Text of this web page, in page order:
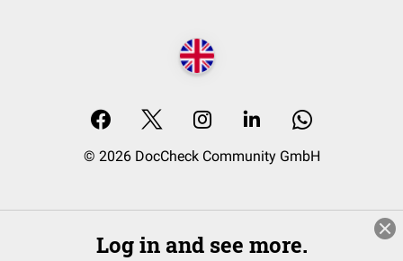
© 2026 DocCheck Community GmbH
Log in and see more.